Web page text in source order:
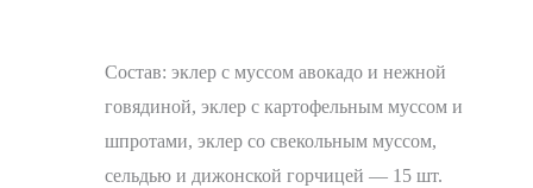
Состав: эклер с муссом авокадо и нежной
говядиной, эклер с картофельным муссом и
шпротами, эклер со свекольным муссом,
сельдью и дижонской горчицей — 15 шт.